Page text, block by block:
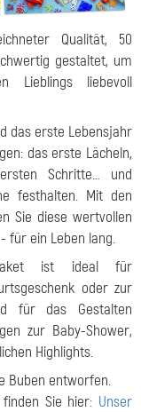
Qualität, 50
gestaltet, um
Lieblings liebevoll
das erste Lebensjahr
das erste Lächeln,
Schritte… und
festhalten. Mit den
Sie diese wertvollen
für ein Leben lang.
ist ideal für
oder zur
für das Gestalten
zur Baby-Shower,
Highlights.
Buben entworfen.
Sie hier: Unser